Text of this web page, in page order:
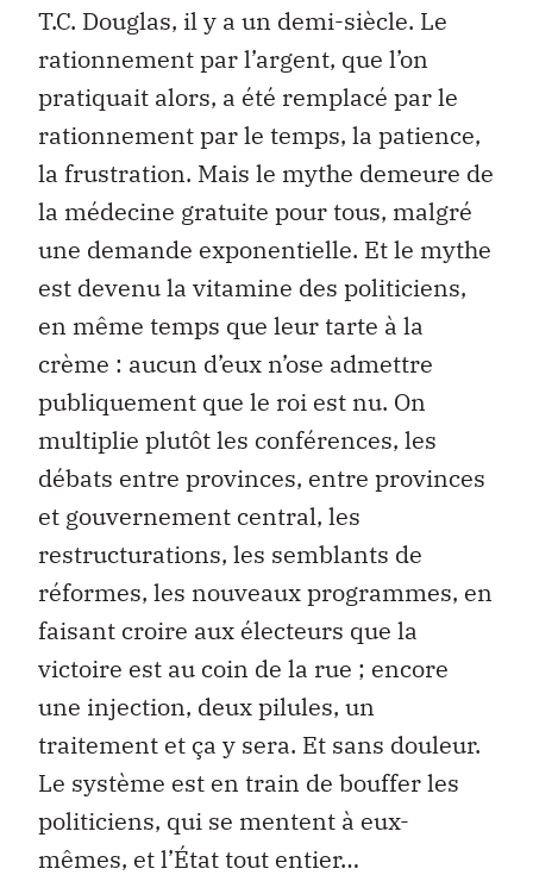
T.C. Douglas, il y a un demi-siècle. Le
rationnement par l’argent, que l’on
pratiquait alors, a été remplacé par le
rationnement par le temps, la patience,
la frustration. Mais le mythe demeure de
la médecine gratuite pour tous, malgré
une demande exponentielle. Et le mythe
est devenu la vitamine des politiciens,
en même temps que leur tarte à la
crème : aucun d’eux n’ose admettre
publiquement que le roi est nu. On
multiplie plutôt les conférences, les
débats entre provinces, entre provinces
et gouvernement central, les
restructurations, les semblants de
réformes, les nouveaux programmes, en
faisant croire aux électeurs que la
victoire est au coin de la rue ; encore
une injection, deux pilules, un
traitement et ça y sera. Et sans douleur.
Le système est en train de bouffer les
politiciens, qui se mentent à eux-
mêmes, et l’État tout entier…